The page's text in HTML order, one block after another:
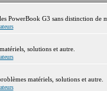
PowerBook G3 sans distinction de
solutions et autre.
matériels, solutions et autre.